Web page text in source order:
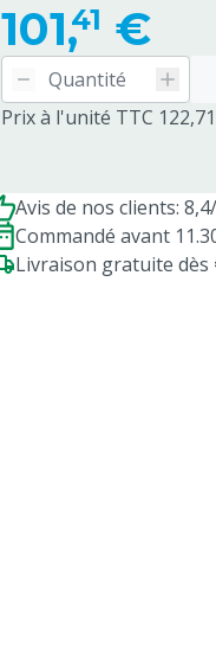
101,41 €
Prix à l'unité TTC
Avis de nos clients:
Commandé avant
Livraison gratuite dès